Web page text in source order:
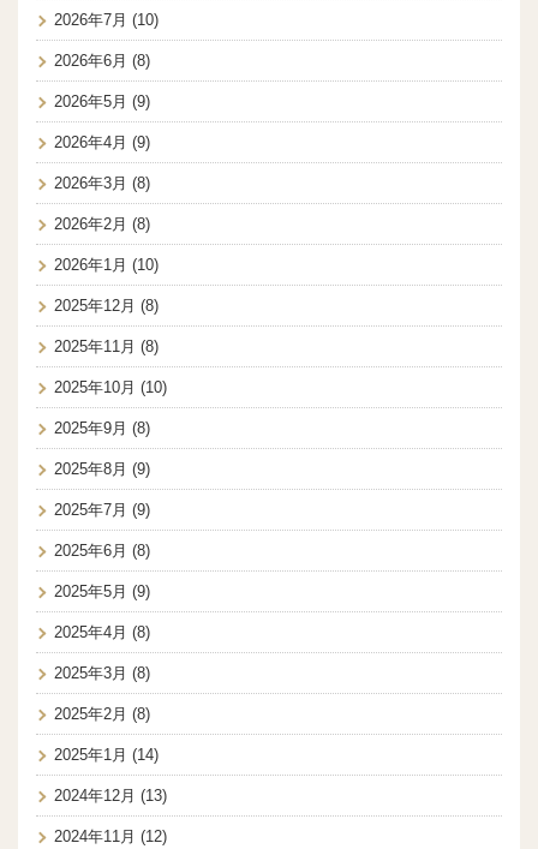
2026年7月 (10)
2026年6月 (8)
2026年5月 (9)
2026年4月 (9)
2026年3月 (8)
2026年2月 (8)
2026年1月 (10)
2025年12月 (8)
2025年11月 (8)
2025年10月 (10)
2025年9月 (8)
2025年8月 (9)
2025年7月 (9)
2025年6月 (8)
2025年5月 (9)
2025年4月 (8)
2025年3月 (8)
2025年2月 (8)
2025年1月 (14)
2024年12月 (13)
2024年11月 (12)